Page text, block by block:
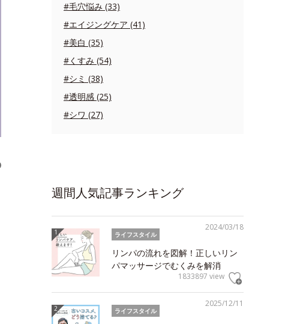
#毛穴悩み (33)
#エイジングケア (41)
#美白 (35)
#くすみ (54)
#シミ (38)
#透明感 (25)
#シワ (27)
週間人気記事ランキング
2024/03/18
ライフスタイル
リンパの流れを図解！正しいリン
パマッサージでむくみを解消
1833897 view
2025/12/11
ライフスタイル